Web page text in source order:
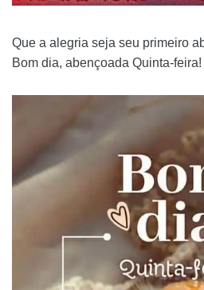
Que a alegria seja seu primeiro
Bom dia, abençoada Quinta-feira!